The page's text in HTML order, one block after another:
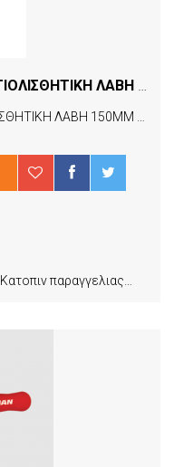
Κατοπιν παραγγελιας από 4 έως 10 εργασιμες